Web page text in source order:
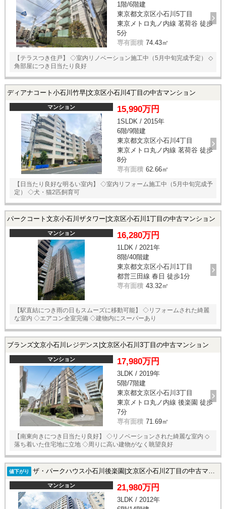
1階/6階建
東京都文京区小石川5丁目
東京メトロ丸ノ内線 茗荷谷 徒歩
5分
専有面積 74.43㎡
【テラスつき住戸】 ◇室内リノベーション施工中（5月中旬完成予定） ◇
角部屋につき日当たり良好
ディアナコート小石川竹早|文京区小石川4丁目の中古マンション
マンション 15,990万円
1SLDK / 2015年
6階/9階建
東京都文京区小石川4丁目
東京メトロ丸ノ内線 茗荷谷 徒歩
8分
専有面積 62.66㎡
【日当たり良好な明るい室内】 ◇室内リフォーム施工中（5月中旬完成予
定） ◇犬・猫2匹飼育可
パークコート文京小石川ザタワー|文京区小石川1丁目の中古マンション
マンション 16,280万円
1LDK / 2021年
8階/40階建
東京都文京区小石川1丁目
都営三田線 春日 徒歩1分
専有面積 43.32㎡
【駅直結につき雨の日もスムーズに移動可能】 ◇リフォームされた綺麗
な室内 ◇エアコン全室完備 ◇建物内にスーパーあり
ブランズ文京小石川レジデンス|文京区小石川3丁目の中古マンション
マンション 17,980万円
3LDK / 2019年
5階/7階建
東京都文京区小石川3丁目
東京メトロ丸ノ内線 後楽園 徒歩
7分
専有面積 71.69㎡
【南東向きにつき日当たり良好】 ◇リノベーションされた綺麗な室内 ◇
落ち着いた住宅地に立地 ◇周りに高い建物がなく眺望良好
値下がり ザ・パークハウス小石川後楽園|文京区小石川2丁目の中古マンション
マンション 21,980万円
3LDK / 2012年